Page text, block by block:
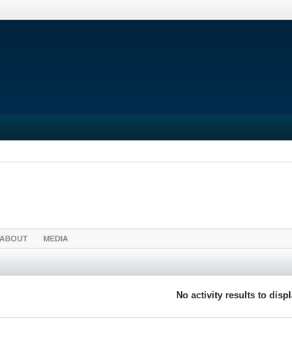
ABOUT MEDIA
No activity results to